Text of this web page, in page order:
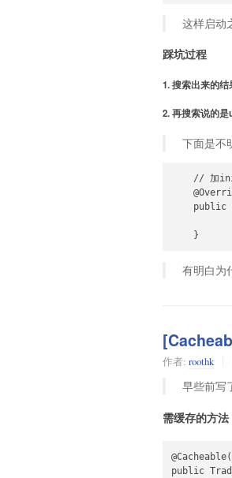
这样启动
踩坑过程
1. 搜索出来的
2. 再搜索说的
下面是不
// 加
public
    }
有明白为
作者: roothk
早些前写
需缓存的方法
public